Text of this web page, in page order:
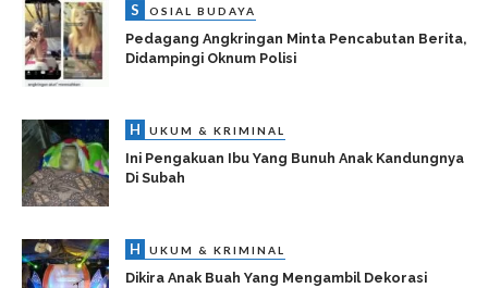
S OSIAL BUDAYA
Pedagang Angkringan Minta Pencabutan Berita,
Didampingi Oknum Polisi
H UKUM & KRIMINAL
Ini Pengakuan Ibu Yang Bunuh Anak Kandungnya
Di Subah
H UKUM & KRIMINAL
Dikira Anak Buah Yang Mengambil Dekorasi